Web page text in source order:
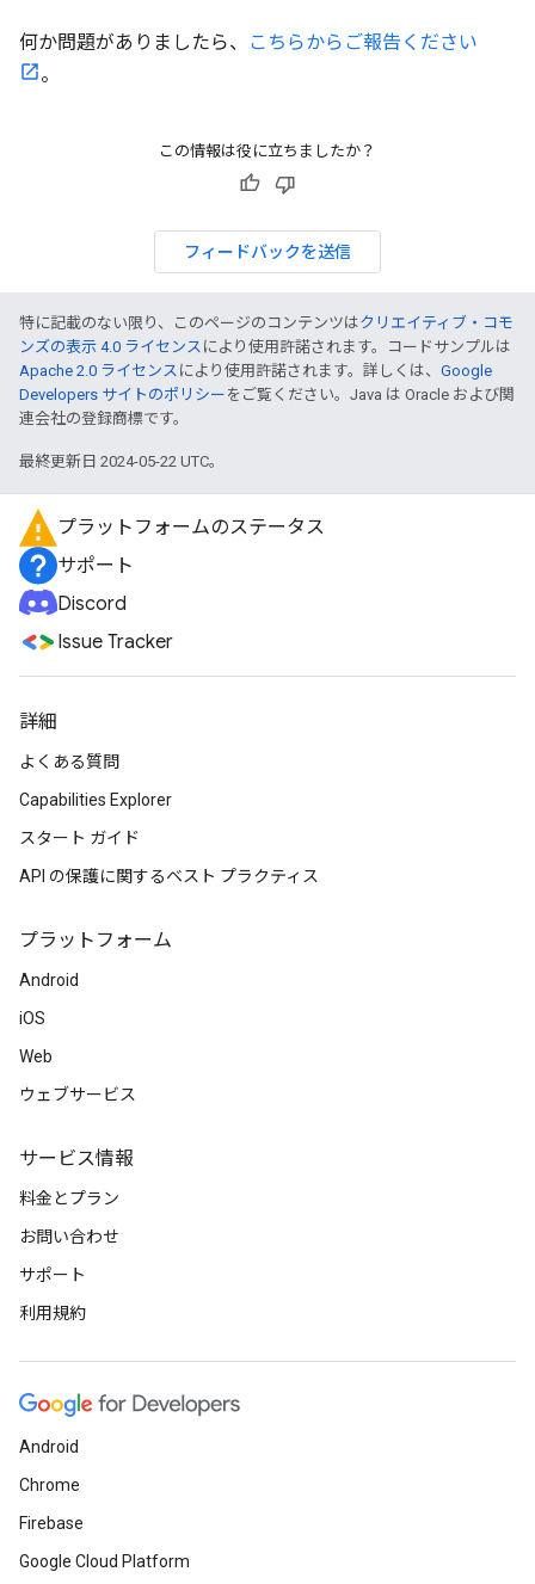
何か問題がありましたら、
こちらからご報告ください
。
この情報は役に立ちましたか？
フィードバックを送信
特に記載のない限り、このページのコンテンツはクリエイティブ・コモ
ンズの表示 4.0 ライセンス により使用許諾されます。コードサンプルは
Apache 2.0 ライセンス により使用許諾されます。詳しくは、 Google
Developers サイトのポリシー をご覧ください。Java は Oracle および関
連会社の登録商標です。
最終更新日 2024-05-22 UTC。
プラットフォームのステータス
サポート
Discord
Issue Tracker
詳細
よくある質問
Capabilities Explorer
スタート ガイド
API の保護に関するベスト プラクティス
プラットフォーム
Android
iOS
Web
ウェブサービス
サービス情報
料金とプラン
お問い合わせ
サポート
利用規約
Android
Chrome
Firebase
Google Cloud Platform